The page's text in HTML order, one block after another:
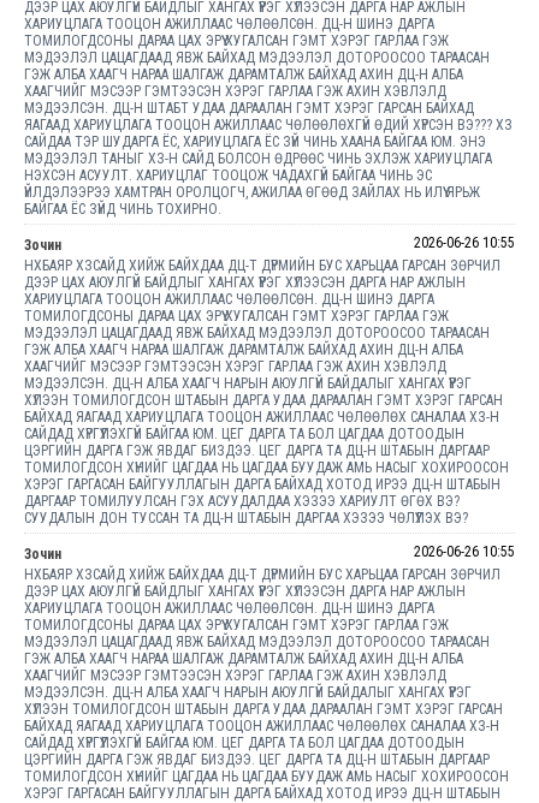
ДЭЭР ЦАХ АЮУЛГҮЙ БАЙДЛЫГ ХАНГАХ ҮҮРЭГ ХҮЛЭЭСЭН ДАРГА НАР АЖЛЫН
ХАРИУЦЛАГА ТООЦОН АЖИЛЛААС ЧӨЛӨӨЛСӨН. ДЦ-Н ШИНЭ ДАРГА
ТОМИЛОГДСОНЫ ДАРАА ЦАХ ЭРҮҮ ХУГАЛСАН ГЭМТ ХЭРЭГ ГАРЛАА ГЭЖ
МЭДЭЭЛЭЛ ЦАЦАГДААД ЯВЖ БАЙХАД МЭДЭЭЛЭЛ ДОТОРООСОО ТАРААСАН
ГЭЖ АЛБА ХААГЧ НАРАА ШАЛГАЖ ДАРАМТАЛЖ БАЙХАД АХИН ДЦ-Н АЛБА
ХААГЧИЙГ МЭСЭЭР ГЭМТЭЭСЭН ХЭРЭГ ГАРЛАА ГЭЖ АХИН ХЭВЛЭЛД
МЭДЭЭЛСЭН. ДЦ-Н ШТАБТ УДАА ДАРААЛАН ГЭМТ ХЭРЭГ ГАРСАН БАЙХАД
ЯАГААД ХАРИУЦЛАГА ТООЦОН АЖИЛЛААС ЧӨЛӨӨЛӨХГҮЙ ӨДИЙ ХҮРСЭН ВЭ??? ХЗ
САЙДАА ТЭР ШУДАРГА ЁС, ХАРИУЦЛАГА ЁС ЗҮЙ ЧИНЬ ХААНА БАЙГАА ЮМ. ЭНЭ
МЭДЭЭЛЭЛ ТАНЫГ ХЗ-Н САЙД БОЛСОН ӨДРӨӨС ЧИНЬ ЭХЛЭЖ ХАРИУЦЛАГА
НЭХСЭН АСУУЛТ. ХАРИУЦЛАГ ТООЦОЖ ЧАДАХГҮЙ БАЙГАА ЧИНЬ ЭС
ҮЙЛДЭЛЭЭРЭЭ ХАМТРАН ОРОЛЦОГЧ, АЖИЛАА ӨГӨӨД ЗАЙЛАХ НЬ ИЛҮҮ ЯРЬЖ
БАЙГАА ЁС ЗҮЙД ЧИНЬ ТОХИРНО.
Зочин
2026-06-26 10:55
НХБАЯР ХЗСАЙД ХИЙЖ БАЙХДАА ДЦ-Т ДҮРМИЙН БУС ХАРЬЦАА ГАРСАН ЗӨРЧИЛ
ДЭЭР ЦАХ АЮУЛГҮЙ БАЙДЛЫГ ХАНГАХ ҮҮРЭГ ХҮЛЭЭСЭН ДАРГА НАР АЖЛЫН
ХАРИУЦЛАГА ТООЦОН АЖИЛЛААС ЧӨЛӨӨЛСӨН. ДЦ-Н ШИНЭ ДАРГА
ТОМИЛОГДСОНЫ ДАРАА ЦАХ ЭРҮҮ ХУГАЛСАН ГЭМТ ХЭРЭГ ГАРЛАА ГЭЖ
МЭДЭЭЛЭЛ ЦАЦАГДААД ЯВЖ БАЙХАД МЭДЭЭЛЭЛ ДОТОРООСОО ТАРААСАН
ГЭЖ АЛБА ХААГЧ НАРАА ШАЛГАЖ ДАРАМТАЛЖ БАЙХАД АХИН ДЦ-Н АЛБА
ХААГЧИЙГ МЭСЭЭР ГЭМТЭЭСЭН ХЭРЭГ ГАРЛАА ГЭЖ АХИН ХЭВЛЭЛД
МЭДЭЭЛСЭН. ДЦ-Н АЛБА ХААГЧ НАРЫН АЮУЛГҮЙ БАЙДАЛЫГ ХАНГАХ ҮҮРЭГ
ХҮЛЭЭН ТОМИЛОГДСОН ШТАБЫН ДАРГА УДАА ДАРААЛАН ГЭМТ ХЭРЭГ ГАРСАН
БАЙХАД ЯАГААД ХАРИУЦЛАГА ТООЦОН АЖИЛЛААС ЧӨЛӨӨЛӨХ САНАЛАА ХЗ-Н
САЙДАД ХҮРГҮҮЛЭХГҮЙ БАЙГАА ЮМ. ЦЕГ ДАРГА ТА БОЛ ЦАГДАА ДОТООДЫН
ЦЭРГИЙН ДАРГА ГЭЖ ЯВДАГ БИЗДЭЭ. ЦЕГ ДАРГА ТА ДЦ-Н ШТАБЫН ДАРГААР
ТОМИЛОГДСОН ХҮНИЙГ ЦАГДАА НЬ ЦАГДАА БУУДАЖ АМЬ НАСЫГ ХОХИРООСОН
ХЭРЭГ ГАРГАСАН БАЙГУУЛЛАГЫН ДАРГА БАЙХАД ХОТОД ИРЭЭ ДЦ-Н ШТАБЫН
ДАРГААР ТОМИЛУУЛСАН ГЭХ АСУУДАЛДАА ХЭЗЭЭ ХАРИУЛТ ӨГӨХ ВЭ?
СУУДАЛЫН ДОН ТУССАН ТА ДЦ-Н ШТАБЫН ДАРГАА ХЭЗЭЭ ЧӨЛҮҮЛЭХ ВЭ?
Зочин
2026-06-26 10:55
НХБАЯР ХЗСАЙД ХИЙЖ БАЙХДАА ДЦ-Т ДҮРМИЙН БУС ХАРЬЦАА ГАРСАН ЗӨРЧИЛ
ДЭЭР ЦАХ АЮУЛГҮЙ БАЙДЛЫГ ХАНГАХ ҮҮРЭГ ХҮЛЭЭСЭН ДАРГА НАР АЖЛЫН
ХАРИУЦЛАГА ТООЦОН АЖИЛЛААС ЧӨЛӨӨЛСӨН. ДЦ-Н ШИНЭ ДАРГА
ТОМИЛОГДСОНЫ ДАРАА ЦАХ ЭРҮҮ ХУГАЛСАН ГЭМТ ХЭРЭГ ГАРЛАА ГЭЖ
МЭДЭЭЛЭЛ ЦАЦАГДААД ЯВЖ БАЙХАД МЭДЭЭЛЭЛ ДОТОРООСОО ТАРААСАН
ГЭЖ АЛБА ХААГЧ НАРАА ШАЛГАЖ ДАРАМТАЛЖ БАЙХАД АХИН ДЦ-Н АЛБА
ХААГЧИЙГ МЭСЭЭР ГЭМТЭЭСЭН ХЭРЭГ ГАРЛАА ГЭЖ АХИН ХЭВЛЭЛД
МЭДЭЭЛСЭН. ДЦ-Н АЛБА ХААГЧ НАРЫН АЮУЛГҮЙ БАЙДАЛЫГ ХАНГАХ ҮҮРЭГ
ХҮЛЭЭН ТОМИЛОГДСОН ШТАБЫН ДАРГА УДАА ДАРААЛАН ГЭМТ ХЭРЭГ ГАРСАН
БАЙХАД ЯАГААД ХАРИУЦЛАГА ТООЦОН АЖИЛЛААС ЧӨЛӨӨЛӨХ САНАЛАА ХЗ-Н
САЙДАД ХҮРГҮҮЛЭХГҮЙ БАЙГАА ЮМ. ЦЕГ ДАРГА ТА БОЛ ЦАГДАА ДОТООДЫН
ЦЭРГИЙН ДАРГА ГЭЖ ЯВДАГ БИЗДЭЭ. ЦЕГ ДАРГА ТА ДЦ-Н ШТАБЫН ДАРГААР
ТОМИЛОГДСОН ХҮНИЙГ ЦАГДАА НЬ ЦАГДАА БУУДАЖ АМЬ НАСЫГ ХОХИРООСОН
ХЭРЭГ ГАРГАСАН БАЙГУУЛЛАГЫН ДАРГА БАЙХАД ХОТОД ИРЭЭ ДЦ-Н ШТАБЫН